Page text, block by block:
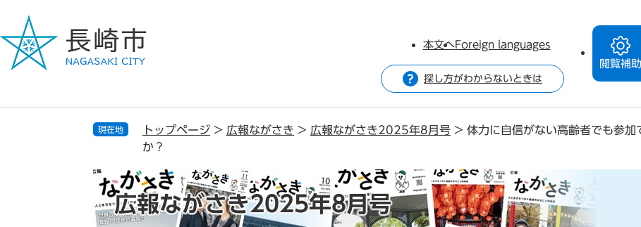
ジ
で
ュ
ば
閲覧補助
本文へForeign languages
探し方がわからないときは
現在地 トップページ > 広報ながさき > 広報ながさき2025年8月号 > 体力に自信がない高齢者でも参
か？
広報ながさき2025年8月号